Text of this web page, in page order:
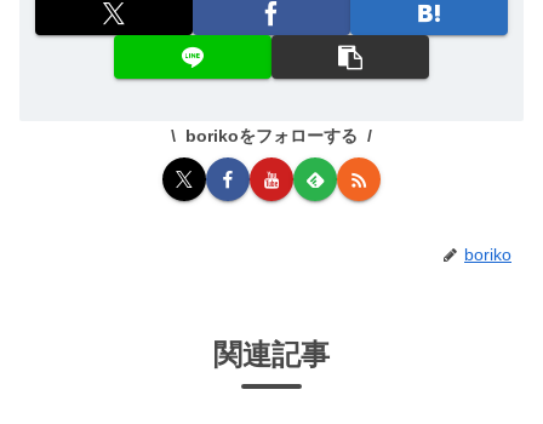
borikoをフォローする
boriko
関連記事